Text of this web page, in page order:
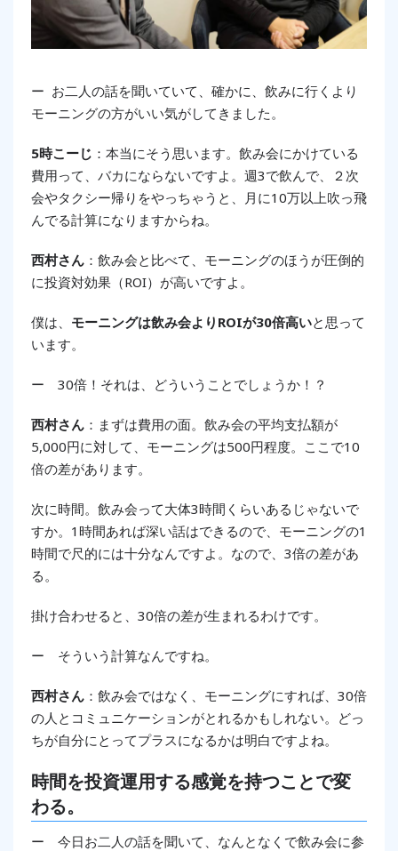
ー お二人の話を聞いていて、確かに、飲みに行くより
モーニングの方がいい気がしてきました。
5時こーじ ：本当にそう思います。飲み会にかけている
費用って、バカにならないですよ。週3で飲んで、２次
会やタクシー帰りをやっちゃうと、月に10万以上吹っ飛
んでる計算になりますからね。
西村さん ：飲み会と比べて、モーニングのほうが圧倒的
に投資対効果（ROI）が高いですよ。
僕は、 モーニングは飲み会よりROIが30倍高いと思って
います。
ー 30倍！それは、どういうことでしょうか！？
西村さん ：まずは費用の面。飲み会の平均支払額が
5,000円に対して、モーニングは500円程度。ここで10
倍の差があります。
次に時間。飲み会って大体3時間くらいあるじゃないで
すか。1時間あれば深い話はできるので、モーニングの1
時間で尺的には十分なんですよ。なので、3倍の差があ
る。
掛け合わせると、30倍の差が生まれるわけです。
ー そういう計算なんですね。
西村さん ：飲み会ではなく、モーニングにすれば、30倍
の人とコミュニケーションがとれるかもしれない。どっ
ちが自分にとってプラスになるかは明白ですよね。
時間を投資運用する感覚を持つことで変
わる。
ー 今日お二人の話を聞いて、なんとなくで飲み会に参